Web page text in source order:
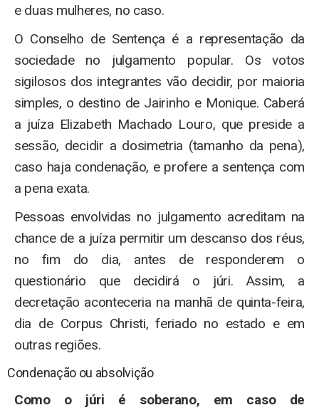
e duas mulheres, no caso.
O Conselho de Sentença é a representação da
sociedade no julgamento popular. Os votos
sigilosos dos integrantes vão decidir, por maioria
simples, o destino de Jairinho e Monique. Caberá
a juíza Elizabeth Machado Louro, que preside a
sessão, decidir a dosimetria (tamanho da pena),
caso haja condenação, e profere a sentença com
a pena exata.
Pessoas envolvidas no julgamento acreditam na
chance de a juíza permitir um descanso dos réus,
no fim do dia, antes de responderem o
questionário que decidirá o júri. Assim, a
decretação aconteceria na manhã de quinta-feira,
dia de Corpus Christi, feriado no estado e em
outras regiões.
Condenação ou absolvição
Como o júri é soberano, em caso de